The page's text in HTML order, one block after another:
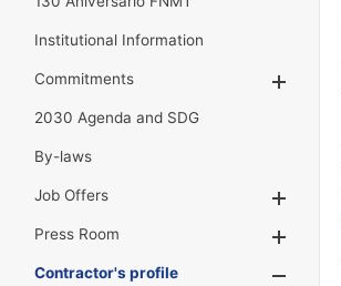
Institutional Information
Commitments
2030 Agenda and SDG
By-laws
Job Offers
Press Room
Contractor's profile